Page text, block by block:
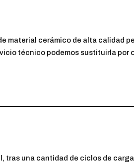
material cerámico de alta calidad
técnico podemos sustituirla por
tras una cantidad de ciclos de